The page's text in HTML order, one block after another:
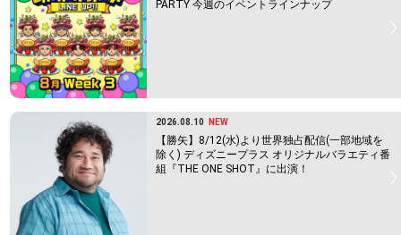
PARTY 今週のイベントラインナップ
2026.08.10 NEW
【勝矢】8/12(水)より世界独占配信(一部地域を
除く) ディズニープラス オリジナルバラエティ番
組『THE ONE SHOT』に出演！